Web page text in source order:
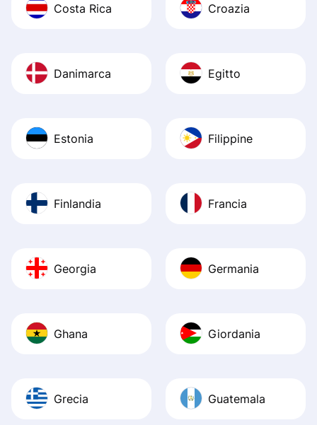
Costa Rica Croazia
Danimarca Egitto
Estonia Filippine
Finlandia Francia
Georgia Germania
Ghana Giordania
Grecia Guatemala